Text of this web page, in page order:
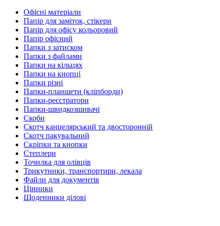
Офісні матеріали
Папір для заміток, стікери
Папір для офісу кольоровий
Папір офісний
Папки з затиском
Папки з файлами
Папки на кільцях
Папки на кнопці
Папки різні
Папки-планшети (кліпборди)
Папки-реєстратори
Папки-швидкозшивачі
Скоби
Скотч канцелярський та двосторонній
Скотч пакувальний
Скріпки та кнопки
Степлери
Точилка для олівців
Трикутники, транспортири, лекала
Файли для документів
Цінники
Щоденники ділові